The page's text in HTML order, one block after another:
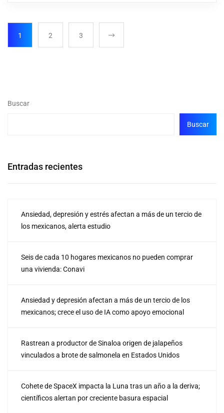
1 2 3
Buscar
Buscar
Entradas recientes
Ansiedad, depresión y estrés afectan a más de un tercio de
los mexicanos, alerta estudio
Seis de cada 10 hogares mexicanos no pueden comprar
una vivienda: Conavi
Ansiedad y depresión afectan a más de un tercio de los
mexicanos; crece el uso de IA como apoyo emocional
Rastrean a productor de Sinaloa origen de jalapeños
vinculados a brote de salmonela en Estados Unidos
Cohete de SpaceX impacta la Luna tras un año a la deriva;
científicos alertan por creciente basura espacial